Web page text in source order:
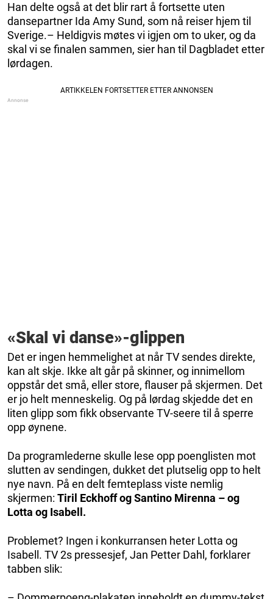
Han delte også at det blir rart å fortsette uten
dansepartner Ida Amy Sund, som nå reiser hjem til
Sverige.– Heldigvis møtes vi igjen om to uker, og da
skal vi se finalen sammen, sier han til Dagbladet etter
lørdagen.
«Skal vi danse»-glippen
Det er ingen hemmelighet at når TV sendes direkte,
kan alt skje. Ikke alt går på skinner, og innimellom
oppstår det små, eller store, flauser på skjermen. Det
er jo helt menneskelig. Og på lørdag skjedde det en
liten glipp som fikk observante TV-seere til å sperre
opp øynene.
Da programlederne skulle lese opp poenglisten mot
slutten av sendingen, dukket det plutselig opp to helt
nye navn. På en delt femteplass viste nemlig
skjermen: Tiril Eckhoff og Santino Mirenna – og
Lotta og Isabell.
Problemet? Ingen i konkurransen heter Lotta og
Isabell. TV 2s pressesjef, Jan Petter Dahl, forklarer
tabben slik: